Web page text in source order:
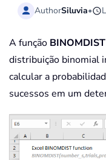
AuthorSiluvia•
A função BINOMDIST
distribuição binomial
calcular a
sucessos em um